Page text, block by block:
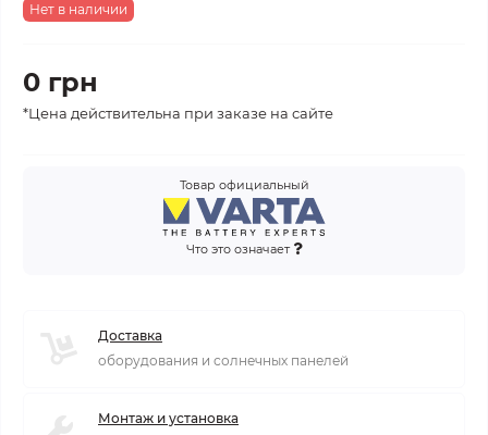
Нет в наличии
0 грн
*Цена действительна при заказе на сайте
Товар официальный
Что это означает
Доставка
оборудования и солнечных панелей
Монтаж и установка